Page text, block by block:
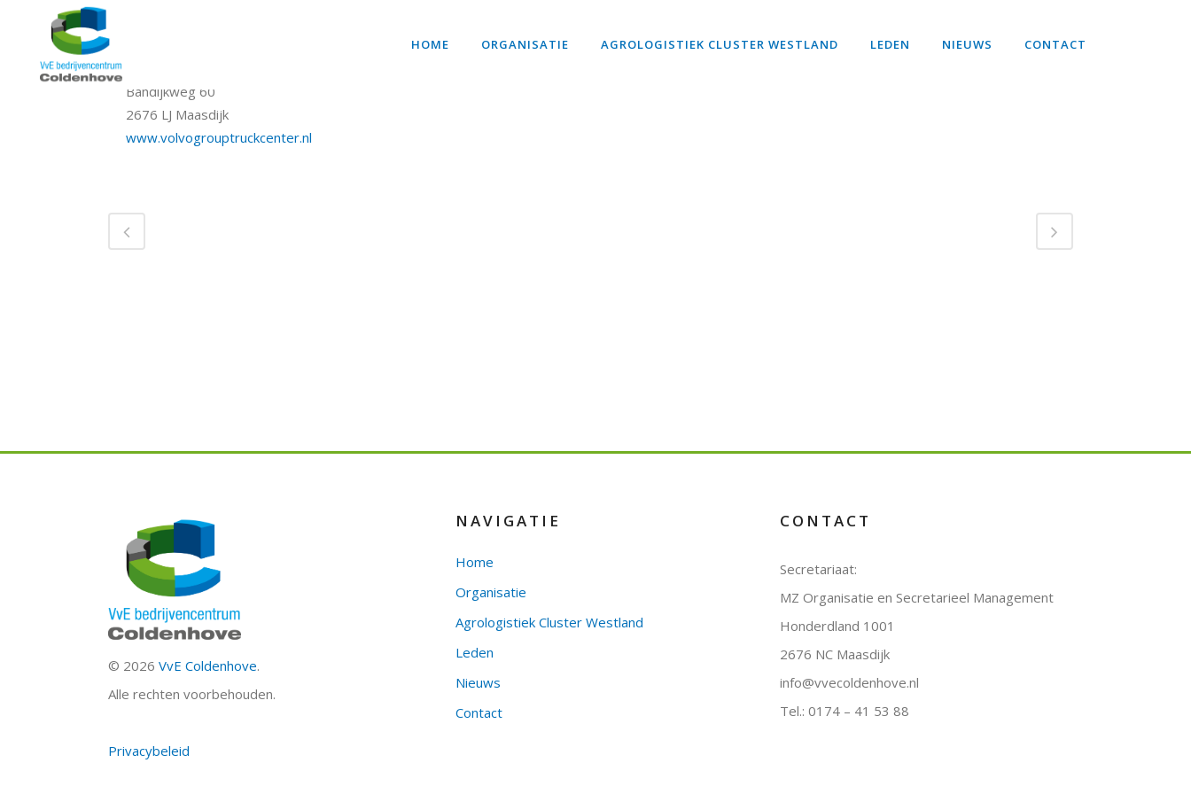
HOME ORGANISATIE AGROLOGISTIEK CLUSTER WESTLAND LEDEN NIEUWS CONTACT
Bandijkweg 60
2676 LJ Maasdijk
www.volvogrouptruckcenter.nl
© 2026 VvE Coldenhove.
Alle rechten voorbehouden.
Privacybeleid
NAVIGATIE
Home
Organisatie
Agrologistiek Cluster Westland
Leden
Nieuws
Contact
CONTACT
Secretariaat:
MZ Organisatie en Secretarieel Management
Honderdland 1001
2676 NC Maasdijk
info@vvecoldenhove.nl
Tel.: 0174 – 41 53 88